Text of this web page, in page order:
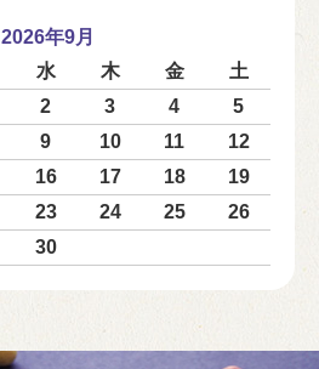
2026年9月
水 木 金
土
2 3 4
5
9 10 11
12
16 17 18
19
23 24 25
26
30